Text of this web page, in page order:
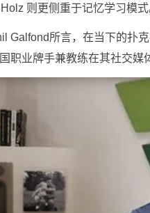
则更侧重于记忆学习模式
Galfond所言，在当下的扑
职业牌手兼教练在其社交媒